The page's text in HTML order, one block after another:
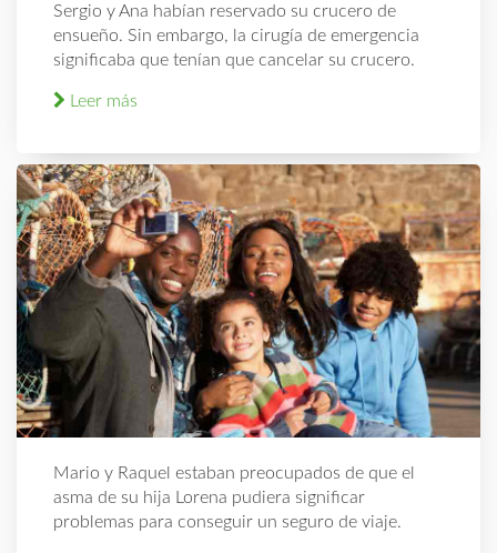
Sergio y Ana habían reservado su crucero de
ensueño. Sin embargo, la cirugía de emergencia
significaba que tenían que cancelar su crucero.
Leer más
Mario y Raquel estaban preocupados de que el
asma de su hija Lorena pudiera significar
problemas para conseguir un seguro de viaje.